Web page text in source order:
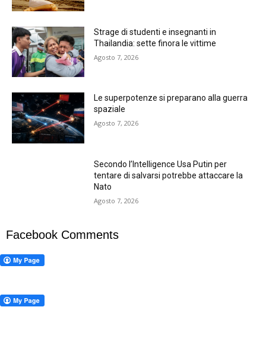
Strage di studenti e insegnanti in
Thailandia: sette finora le vittime
Agosto 7, 2026
Le superpotenze si preparano alla guerra
spaziale
Agosto 7, 2026
Secondo l’Intelligence Usa Putin per
tentare di salvarsi potrebbe attaccare la
Nato
Agosto 7, 2026
Facebook Comments